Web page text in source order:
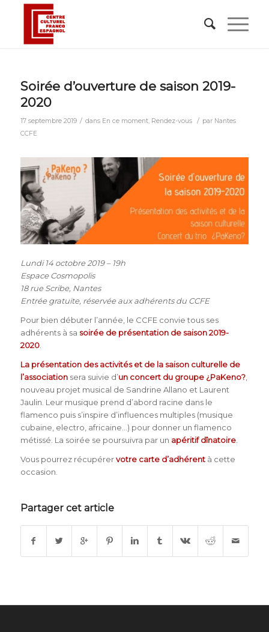
Soirée d’ouverture de saison 2019-
2020
17 septembre 2019 / dans En ce moment, Rendez-vous / par Nantes
CCFE
Lundi 14 octobre 2019 – 19h
Espace Cosmopolis
18 rue Scribe, Nantes
Entrée gratuite, réservée aux adhérents du CCFE
Pour bien débuter l’année, le CCFE convie tous ses
adhérents à sa soirée de présentation de saison 2019-
2020.
La présentation des activités et de la saison culturelle de
l’associationsera suivie d’un concert du groupe ¿PaKeno?,
nouveau projet musical de Sandrine Allano et Laurent
Jaulin. Leur musique prend d’abord racine dans le
flamenco puis s’inspire d’influences multiples (musique
cubaine, electro, africaine…) pour donner un flamenco
métissé. La soirée se poursuivra par un apéritif dînatoire.
Vous pourrez récupérervotre carte d’adhérentà cette
occasion.
Partager cet article